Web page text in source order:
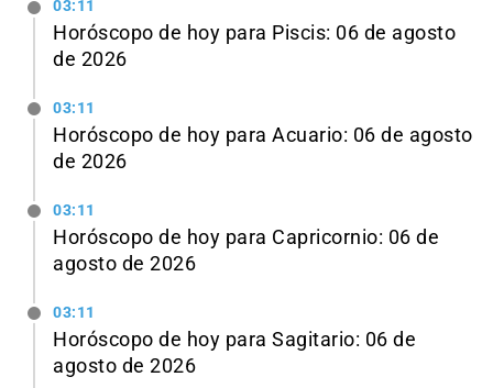
03:11
Horóscopo de hoy para Piscis: 06 de agosto
de 2026
03:11
Horóscopo de hoy para Acuario: 06 de agosto
de 2026
03:11
Horóscopo de hoy para Capricornio: 06 de
agosto de 2026
03:11
Horóscopo de hoy para Sagitario: 06 de
agosto de 2026